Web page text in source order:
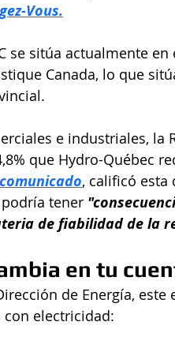
Vous.
se sitúa actualmente en
Canada, lo que
e industriales, la
que Hydro-Québec
comunicado, calificó esta
tener
de fiabilidad de la
en tu
de Energía,
electricidad: